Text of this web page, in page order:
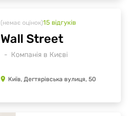
(немає оцінок)15 відгуків
Компанія в Києві
Wall Street
Київ, Дегтярівська вулиця, 50